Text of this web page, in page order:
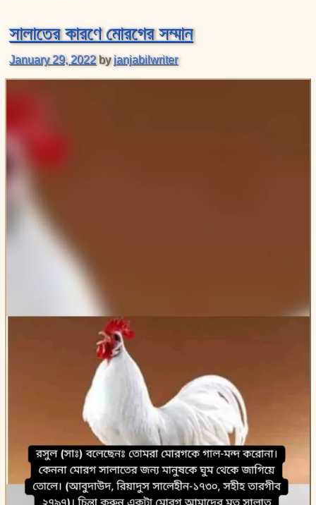
সালাতের কারণে মোরগের সম্মান
January 29, 2022 byjanjabilwriter